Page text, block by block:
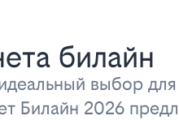
билайн
выбор для
Билайн 2026